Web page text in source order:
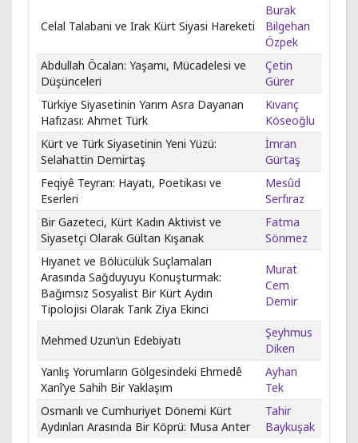
Celal Talabani ve Irak Kürt Siyasi Hareketi
Burak
Bilgehan
Özpek
Abdullah Öcalan: Yaşamı, Mücadelesi ve
Düşünceleri
Çetin
Gürer
Türkiye Siyasetinin Yarım Asra Dayanan
Hafızası: Ahmet Türk
Kıvanç
Köseoğlu
Kürt ve Türk Siyasetinin Yeni Yüzü:
Selahattin Demirtaş
İmran
Gürtaş
Feqiyê Teyran: Hayatı, Poetikası ve
Eserleri
Mesûd
Serfıraz
Bir Gazeteci, Kürt Kadın Aktivist ve
Siyasetçi Olarak Gültan Kışanak
Fatma
Sönmez
Hıyanet ve Bölücülük Suçlamaları
Arasında Sağduyuyu Konuşturmak:
Bağımsız Sosyalist Bir Kürt Aydın
Tipolojisi Olarak Tarık Ziya Ekinci
Murat
Cem
Demir
Mehmed Uzun’un Edebiyatı
Şeyhmus
Diken
Yanlış Yorumların Gölgesindeki Ehmedê
Xanî’ye Sahih Bir Yaklaşım
Ayhan
Tek
Osmanlı ve Cumhuriyet Dönemi Kürt
Aydınları Arasında Bir Köprü: Musa Anter
Tahir
Baykuşak